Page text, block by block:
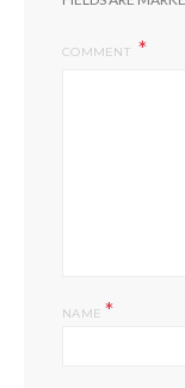
COMMENT
NAME *